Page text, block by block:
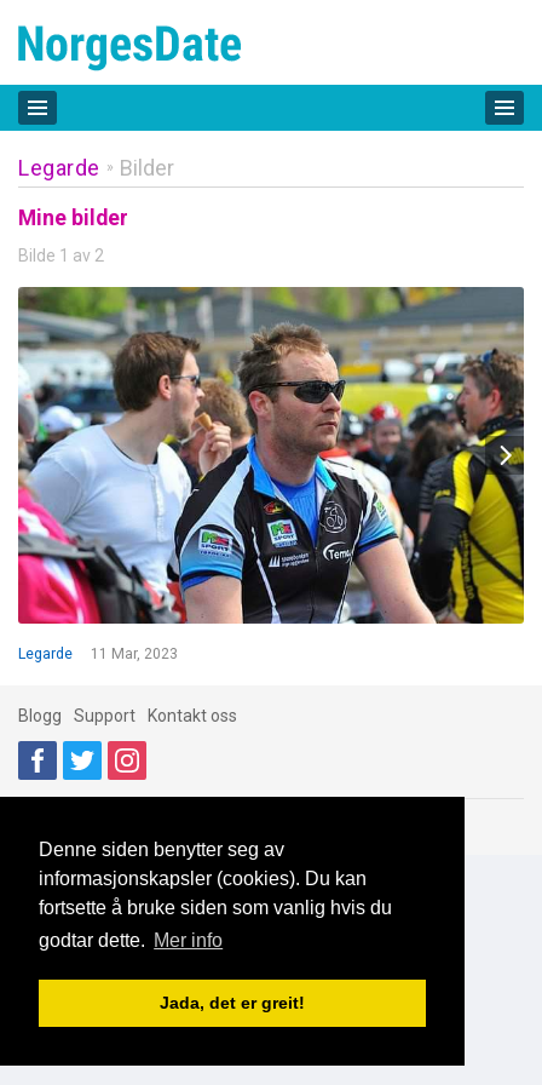
Denne siden benytter seg av
informasjonskapsler (cookies). Du kan
fortsette å bruke siden som vanlig hvis du
godtar dette. Mer info
Jada, det er greit!
Legarde » Bilder
Mine bilder
Bilde 1 av 2
Legarde 11 Mar, 2023
Blogg Support Kontakt oss